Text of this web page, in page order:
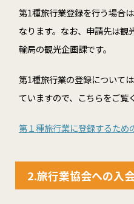
第1種旅行業登録を行う場合
なります。なお、申請先は観
輸局の観光企画課です。
第1種旅行業の登録について
ていますので、こちらをご覧
第１種旅行業に登録するため
2.旅行業協会への入